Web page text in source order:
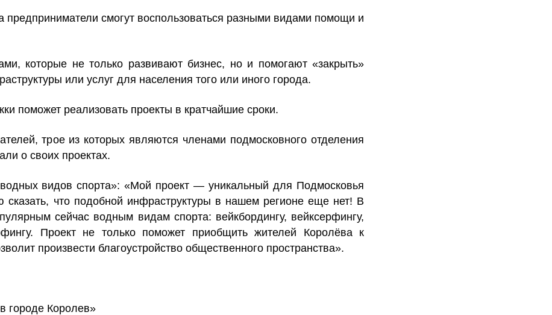
предприниматели смогут воспользоваться разными видами помощи и
которые не только развивают бизнес, но и помогают «закрыть»
или услуг для населения того или иного города.
поможет реализовать проекты в кратчайшие сроки.
трое из которых являются членами подмосковного отделения
о своих проектах.
видов спорта»: «Мой проект — уникальный для Подмосковья
что подобной инфраструктуры в нашем регионе еще нет! В
сейчас водным видам спорта: вейкбордингу, вейксерфингу,
Проект не только поможет приобщить жителей Королёва к
произвести благоустройство общественного пространства».
городе Королев»